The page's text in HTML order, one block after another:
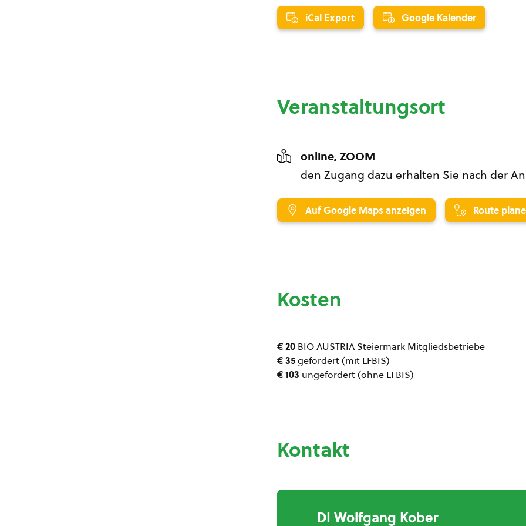
iCal Export Google Kalender
Veranstaltungsort
online, ZOOM
den Zugang dazu erhalten Sie nach der
Auf Google Maps anzeigen Route
Kosten
€ 20 BIO AUSTRIA Steiermark Mitgliedsbetriebe
€ 35gefördert (mit LFBIS)
€ 103 ungefördert (ohne LFBIS)
Kontakt
DI Wolfgang Kober